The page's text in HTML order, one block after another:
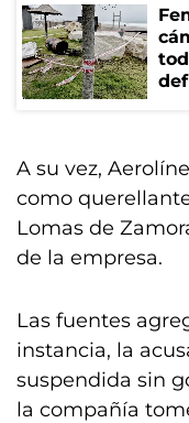
A su vez,
como
Lomas de
de la empresa.
Las fuentes
instancia, la
suspendida sin
la compañía